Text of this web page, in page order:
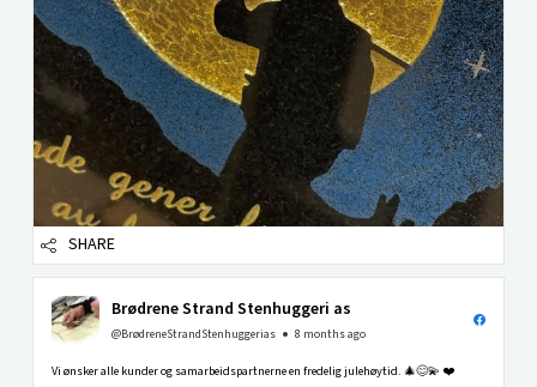
SHARE
Brødrene Strand Stenhuggeri as
@BrødreneStrandStenhuggerias 8 months ago
Vi ønsker alle kunder og samarbeidspartnerne en fredelig julehøytid. 🎄😊💫 ❤️